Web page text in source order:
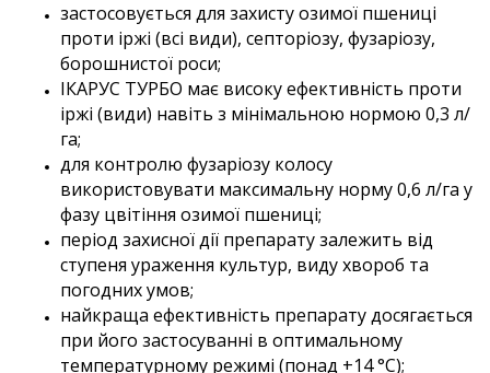
застосовується для захисту озимої пшениці
проти іржі (всі види), септоріозу, фузаріозу,
борошнистої роси;
ІКАРУС ТУРБО має високу ефективність проти
іржі (види) навіть з мінімальною нормою 0,3 л/
га;
для контролю фузаріозу колосу
використовувати максимальну норму 0,6 л/га у
фазу цвітіння озимої пшениці;
період захисної дії препарату залежить від
ступеня ураження культур, виду хвороб та
погодних умов;
найкраща ефективність препарату досягається
при його застосуванні в оптимальному
температурному режимі (понад +14 °С);